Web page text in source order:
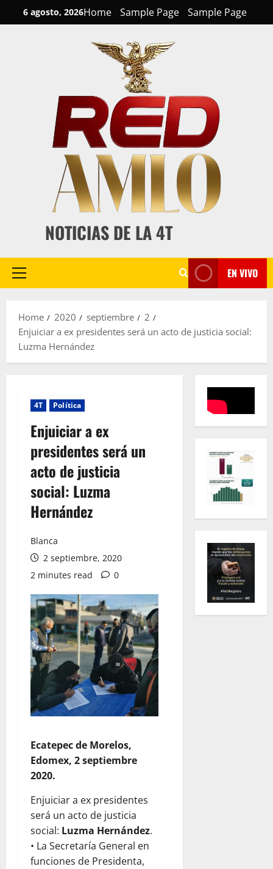
to
6 agosto, 2026Home Sample Page Sample Page
NOTICIAS DE LA 4T
Primary
EN VIVO
Home 2020 septiembre
2
Enjuiciar a ex presidentes será un acto de justicia social:
Luzma Hernández
4T Política
Enjuiciar a ex
presidentes será un
acto de justicia
social: Luzma
Hernández
Blanca
2 septiembre, 2020
2 minutes read
0
Ecatepec de Morelos,
Edomex, 2 septiembre
2020.
Enjuiciar a ex presidentes
será un acto de justicia
social: Luzma Hernández.
• La Secretaría General en
funciones de Presidenta,